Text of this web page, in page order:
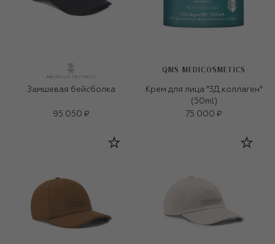
Замшевая бейсболка
95 050 ₽
QMS MEDICOSMETICS
Крем для лица "3Д коллаген"
(50ml)
75 000 ₽